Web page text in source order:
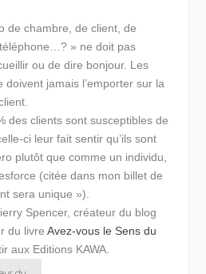
de chambre, de client, de
» ne doit pas
ou de dire bonjour. Les
jamais l’emporter sur la
des clients sont susceptibles de
ci leur fait sentir qu’ils sont
plutôt que comme un individu,
(citée dans mon billet de
sera unique »).
Spencer, créateur du blog
du livreAvez-vous le Sens du
aux Editions KAWA.